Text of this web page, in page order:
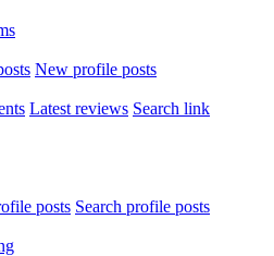
New profile posts
Latest reviews Search link
posts Search profile posts